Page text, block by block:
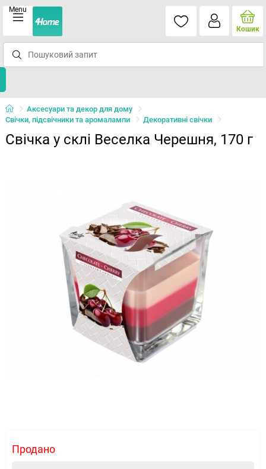
Menu
Кошик
Аксесуари та декор для дому
Свічки, підсвічники та аромалампи
Декоративні свічки
Свічка у склі Веселка Черешня, 170 г
Продано